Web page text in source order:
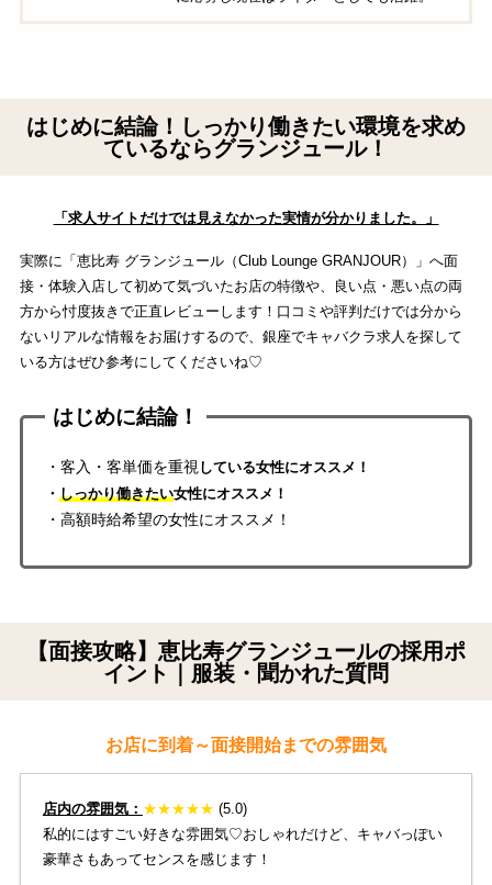
はじめに結論！しっかり働きたい環境を求め
ているならグランジュール！
「求人サイトだけでは見えなかった実情が分かりました。」
実際に「恵比寿 グランジュール（Club Lounge GRANJOUR）」へ面
接・体験入店して初めて気づいたお店の特徴や、良い点・悪い点の両
方から忖度抜きで正直レビューします！口コミや評判だけでは分から
ないリアルな情報をお届けするので、銀座でキャバクラ求人を探して
いる方はぜひ参考にしてくださいね♡
はじめに結論！
・客入・客単価を重視 している女性にオススメ！
・ しっかり働きたい女性にオススメ！
・高額時給希望の女性にオススメ！
【面接攻略】恵比寿グランジュールの採用ポ
イント｜服装・聞かれた質問
お店に到着～面接開始までの雰囲気
店内の雰囲気： ★★★★★ (5.0)
私的にはすごい好きな雰囲気♡おしゃれだけど、キャバっぽい
豪華さもあってセンスを感じます！